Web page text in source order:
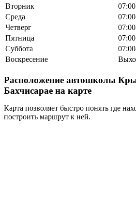
Вторник
Среда
Четверг
Пятница
Суббота
Воскресение
Расположение автошколы
Бахчисарае на карте
Карта позволяет быстро понять где
построить маршрут к ней.